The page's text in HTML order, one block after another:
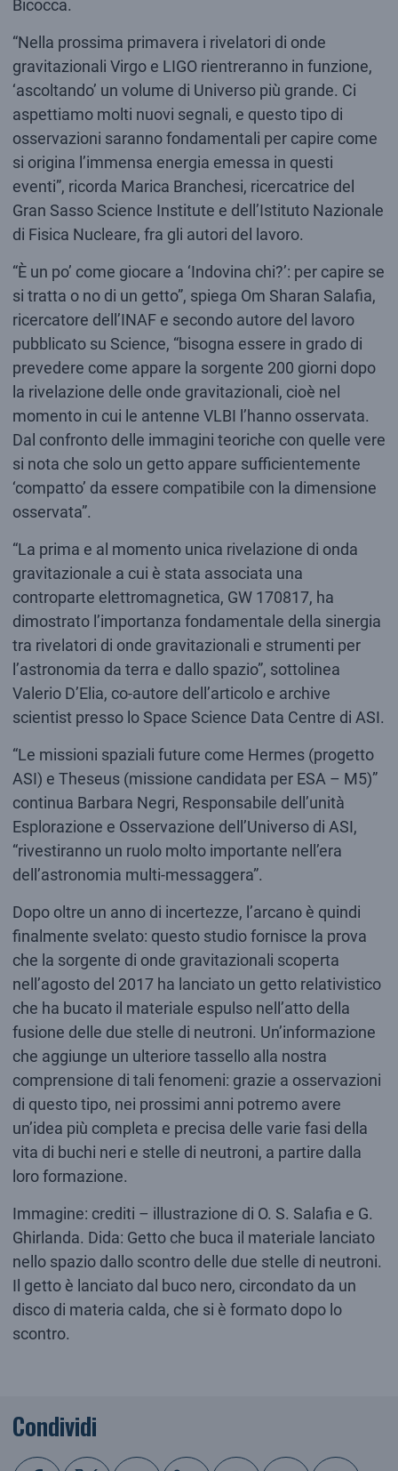
Bicocca.
“Nella prossima primavera i rivelatori di onde
gravitazionali Virgo e LIGO rientreranno in funzione,
‘ascoltando’ un volume di Universo più grande. Ci
aspettiamo molti nuovi segnali, e questo tipo di
osservazioni saranno fondamentali per capire come
si origina l’immensa energia emessa in questi
eventi”, ricorda Marica Branchesi, ricercatrice del
Gran Sasso Science Institute e dell’Istituto Nazionale
di Fisica Nucleare, fra gli autori del lavoro.
“È un po’ come giocare a ‘Indovina chi?’: per capire se
si tratta o no di un getto”, spiega Om Sharan Salafia,
ricercatore dell’INAF e secondo autore del lavoro
pubblicato su Science, “bisogna essere in grado di
prevedere come appare la sorgente 200 giorni dopo
la rivelazione delle onde gravitazionali, cioè nel
momento in cui le antenne VLBI l’hanno osservata.
Dal confronto delle immagini teoriche con quelle vere
si nota che solo un getto appare sufficientemente
‘compatto’ da essere compatibile con la dimensione
osservata”.
“La prima e al momento unica rivelazione di onda
gravitazionale a cui è stata associata una
controparte elettromagnetica, GW 170817, ha
dimostrato l’importanza fondamentale della sinergia
tra rivelatori di onde gravitazionali e strumenti per
l’astronomia da terra e dallo spazio”, sottolinea
Valerio D’Elia, co-autore dell’articolo e archive
scientist presso lo Space Science Data Centre di ASI.
“Le missioni spaziali future come Hermes (progetto
ASI) e Theseus (missione candidata per ESA – M5)”
continua Barbara Negri, Responsabile dell’unità
Esplorazione e Osservazione dell’Universo di ASI,
“rivestiranno un ruolo molto importante nell’era
dell’astronomia multi-messaggera”.
Dopo oltre un anno di incertezze, l’arcano è quindi
finalmente svelato: questo studio fornisce la prova
che la sorgente di onde gravitazionali scoperta
nell’agosto del 2017 ha lanciato un getto relativistico
che ha bucato il materiale espulso nell’atto della
fusione delle due stelle di neutroni. Un’informazione
che aggiunge un ulteriore tassello alla nostra
comprensione di tali fenomeni: grazie a osservazioni
di questo tipo, nei prossimi anni potremo avere
un’idea più completa e precisa delle varie fasi della
vita di buchi neri e stelle di neutroni, a partire dalla
loro formazione.
Immagine: crediti – illustrazione di O. S. Salafia e G.
Ghirlanda. Dida: Getto che buca il materiale lanciato
nello spazio dallo scontro delle due stelle di neutroni.
Il getto è lanciato dal buco nero, circondato da un
disco di materia calda, che si è formato dopo lo
scontro.
Condividi